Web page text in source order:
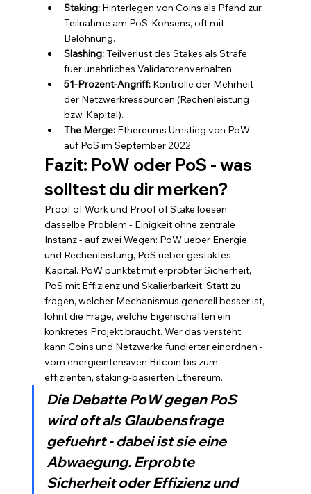
Staking: Hinterlegen von Coins als Pfand zur
Teilnahme am PoS-Konsens, oft mit
Belohnung.
Slashing: Teilverlust des Stakes als Strafe
fuer unehrliches Validatorenverhalten.
51-Prozent-Angriff: Kontrolle der Mehrheit
der Netzwerkressourcen (Rechenleistung
bzw. Kapital).
The Merge: Ethereums Umstieg von PoW
auf PoS im September 2022.
Fazit: PoW oder PoS - was
solltest du dir merken?
Proof of Work und Proof of Stake loesen
dasselbe Problem - Einigkeit ohne zentrale
Instanz - auf zwei Wegen: PoW ueber Energie
und Rechenleistung, PoS ueber gestaktes
Kapital. PoW punktet mit erprobter Sicherheit,
PoS mit Effizienz und Skalierbarkeit. Statt zu
fragen, welcher Mechanismus generell besser ist,
lohnt die Frage, welche Eigenschaften ein
konkretes Projekt braucht. Wer das versteht,
kann Coins und Netzwerke fundierter einordnen -
vom energieintensiven Bitcoin bis zum
effizienten, staking-basierten Ethereum.
Die Debatte PoW gegen PoS
wird oft als Glaubensfrage
gefuehrt - dabei ist sie eine
Abwaegung. Erprobte
Sicherheit oder Effizienz und